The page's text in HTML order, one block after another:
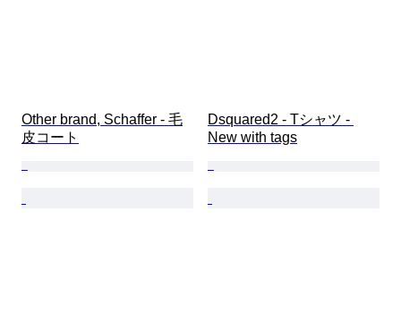
Other brand, Schaffer - 毛
皮コート
Dsquared2 - Tシャツ -
New with tags